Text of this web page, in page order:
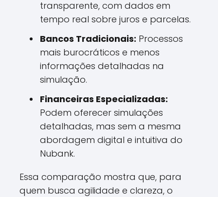
transparente, com dados em
tempo real sobre juros e parcelas.
Bancos Tradicionais: Processos
mais burocráticos e menos
informações detalhadas na
simulação.
Financeiras Especializadas:
Podem oferecer simulações
detalhadas, mas sem a mesma
abordagem digital e intuitiva do
Nubank.
Essa comparação mostra que, para
quem busca agilidade e clareza, o